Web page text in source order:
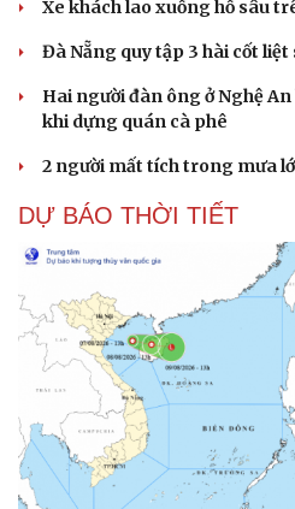
Xe khách lao xuống hố sâu
Đà Nẵng quy tập 3 hài cốt
Hai người đàn ông ở Nghệ
khi dựng quán cà phê
2 người mất tích trong mưa
DỰ BÁO THỜI TIẾT